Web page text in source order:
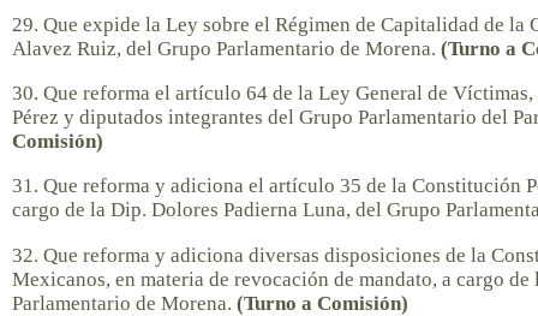
29. Que expide la Ley sobre el Régimen de Capitalidad de
Alavez Ruiz, del Grupo Parlamentario de Morena. (Turno a
30. Que reforma el artículo 64 de la Ley General de
Pérez y diputados integrantes del Grupo Parlamentario del
Comisión)
31. Que reforma y adiciona el artículo 35 de la Constitución
cargo de la Dip. Dolores Padierna Luna, del Grupo
32. Que reforma y adiciona diversas disposiciones de la
Mexicanos, en materia de revocación de mandato, a cargo
Parlamentario de Morena. (Turno a Comisión)